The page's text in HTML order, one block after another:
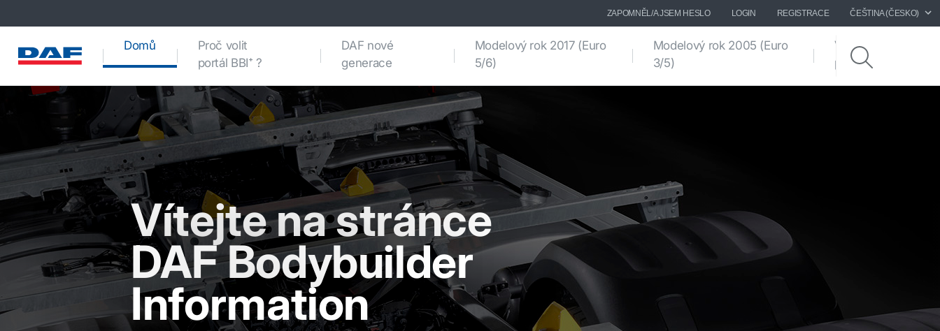
ZAPOMNĚL/A JSEM HESLO LOGIN REGISTRACE ČEŠTINA (ČESKO)
Domů(current)Proč volit
portál BBI⁺ ?
DAF nové
generace
Modelový rok 2017 (Euro
5/6)
Modelový rok 2005 (Euro
3/5)
Výkresy
podvozků
Vítejte na stránce
DAF Bodybuilder
Information